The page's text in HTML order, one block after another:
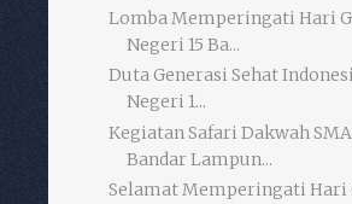
Lomba Memperingati Hari
Negeri 15 Ba...
Duta Generasi Sehat
Negeri 1...
Kegiatan Safari Dakwah
Bandar Lampun...
Selamat Memperingati Hari